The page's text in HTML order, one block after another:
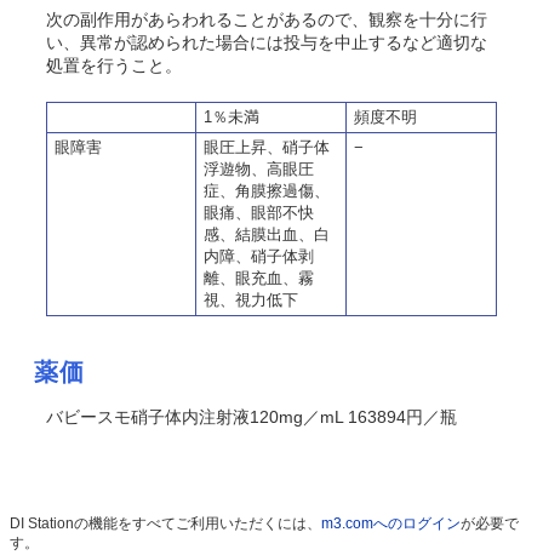
次の副作用があらわれることがあるので、観察を十分に行
い、異常が認められた場合には投与を中止するなど適切な
処置を行うこと。
1％未満
頻度不明
眼障害
眼圧上昇、硝子体
浮遊物、高眼圧
症、角膜擦過傷、
眼痛、眼部不快
感、結膜出血、白
内障、硝子体剥
離、眼充血、霧
視、視力低下
−
薬価
バビースモ硝子体内注射液120mg／mL 163894円／瓶
DI Stationの機能をすべてご利用いただくには、 m3.comへのログインが必要で
す。